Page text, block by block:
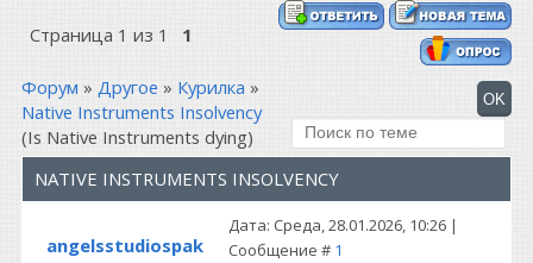
Страница 1 из 1 1
Форум » Другое » Курилка »
Native Instruments Insolvency
(Is Native Instruments dying)
NATIVE INSTRUMENTS INSOLVENCY
angelsstudiospak
Дата: Среда, 28.01.2026, 10:26 |
Сообщение # 1